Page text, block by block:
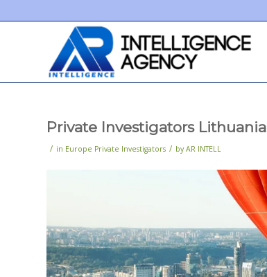
Private Investigators Lithuania
/ in Europe Private Investigators / by AR INTELL